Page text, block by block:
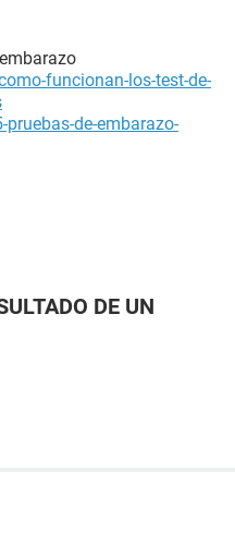
funcionan-los-test-de-
de-embarazo-
DE UN